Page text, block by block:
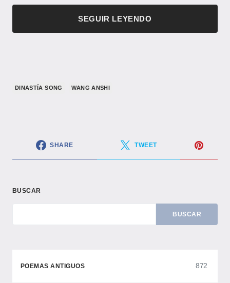
SEGUIR LEYENDO
​DINASTÍA SONG​ WANG ANSHI
SHARE TWEET
BUSCAR
BUSCAR
POEMAS ANTIGUOS 872